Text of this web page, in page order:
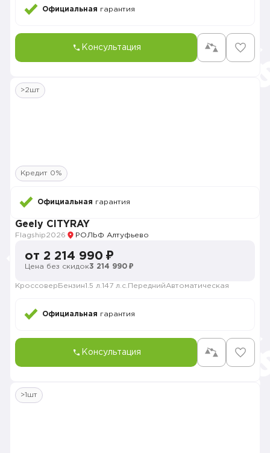
Официальная гарантия
Консультация
>2шт
Кредит 0%
Официальная гарантия
Geely CITYRAY
Flagship2026 РОЛЬФ Алтуфьево
от 2 214 990 ₽
Цена без скидок3 214 990 ₽
Кроссовер Бензин1.5 л. 147 л.с. ПереднийАвтоматическая
Официальная гарантия
Консультация
>1шт